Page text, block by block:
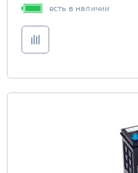
есть в наличии